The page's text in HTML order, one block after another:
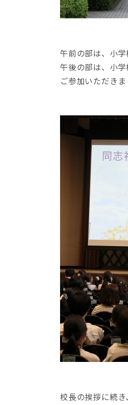
午前の部は、小学
午後の部は、小
ご参加いただきま
校長の挨拶に続